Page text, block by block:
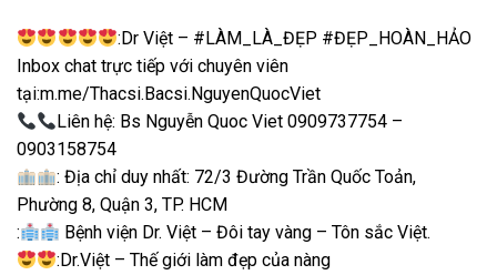
:Dr Việt – #LÀM_LÀ_ĐẸP #ĐẸP_HOÀN_HẢO
Inbox chat trực tiếp với chuyên viên
tại:m.me/Thacsi.Bacsi.NguyenQuocViet
Liên hệ: Bs Nguyễn Quoc Viet 0909737754 –
0903158754
: Địa chỉ duy nhất: 72/3 Đường Trần Quốc Toản,
Phường 8, Quận 3, TP. HCM
:
Bệnh viện Dr. Việt – Đôi tay vàng – Tôn sắc Việt.
:Dr.Việt – Thế giới làm đẹp của nàng